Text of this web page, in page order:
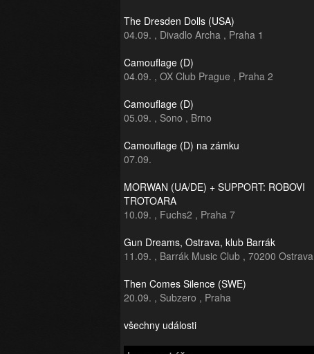
The Dresden Dolls (USA)
04.09. , Divadlo Archa , Praha 1
Camouflage (D)
04.09. , OX Club Prague , Praha 2
Camouflage (D)
05.09. , Sono , Brno
Camouflage (D) na zámku
07.09.
MORWAN (UA/DE) + SUPPORT: ROBOVI
TROTOARA
10.09. , Fuchs2 , Praha 7
Gun Dreams, Ostrava, klub Barrák
11.09. , Barrák Music Club , 70200 Ostrava
Then Comes Silence (SWE)
20.09. , Subzero , Praha
všechny události